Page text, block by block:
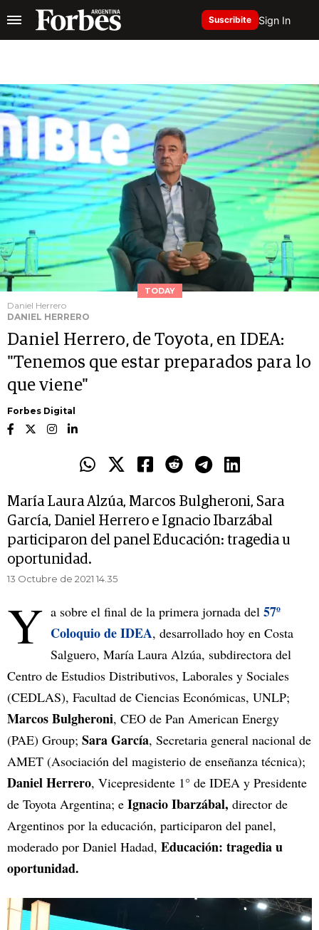
Suscribite Sign In
TODAY
Daniel Herrero
DANIEL HERRERO
Daniel Herrero, de Toyota, en IDEA:
"Tenemos que estar preparados para lo
que viene"
Forbes Digital
María Laura Alzúa, Marcos Bulgheroni, Sara
García, Daniel Herrero e Ignacio Ibarzábal
participaron del panel Educación: tragedia u
oportunidad.
13 Octubre de 2021 14.35
Y a sobre el final de la primera jornada del 57º
Coloquio de IDEA, desarrollado hoy en Costa
Salguero, María Laura Alzúa, subdirectora del
Centro de Estudios Distributivos, Laborales y Sociales
(CEDLAS), Facultad de Ciencias Económicas, UNLP;
Marcos Bulgheroni, CEO de Pan American Energy
(PAE) Group; Sara García, Secretaria general nacional de
AMET (Asociación del magisterio de enseñanza técnica);
Daniel Herrero, Vicepresidente 1° de IDEA y Presidente
de Toyota Argentina; e Ignacio Ibarzábal, director de
Argentinos por la educación, participaron del panel,
moderado por Daniel Hadad, Educación: tragedia u
oportunidad.